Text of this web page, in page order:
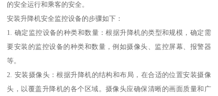
的安全运行和乘客的安全。
安装升降机安全监控设备的步骤如下：
1. 确定监控设备的种类和数量：根据升降机的类型和规模，确定需
要安装的监控设备的种类和数量，例如摄像头、监控屏幕、报警器
等。
2. 安装摄像头：根据升降机的结构和布局，在合适的位置安装摄像
头，以覆盖升降机的各个区域。摄像头应确保清晰的画面质量和广